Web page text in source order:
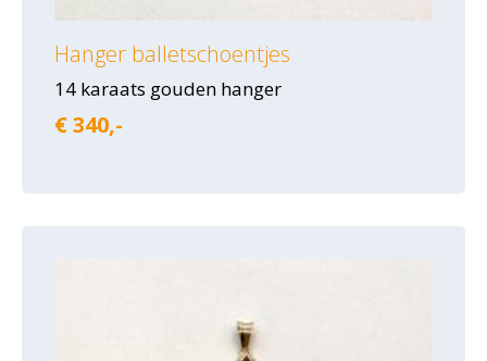
Hanger balletschoentjes
14 karaats gouden hanger
€ 340,-